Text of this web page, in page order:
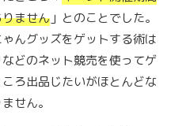
ません 」とのことでした。
んグッズをゲットする術は
どのネット競売を使ってゲ
ろ出品じたいがほとんどな
せん。